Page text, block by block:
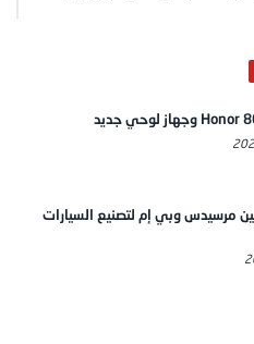
مرسيدس وبي إم لتصنيع السيارات